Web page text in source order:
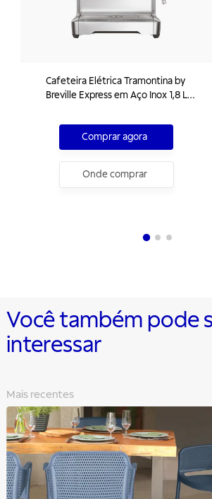
Cafeteira Elétrica Tramontina by
Breville Express em Aço Inox 1,8 L
Comprar agora
Onde comprar
Você também pode
interessar
Mais recentes